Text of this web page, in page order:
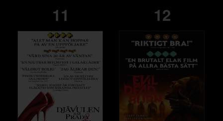
11 12